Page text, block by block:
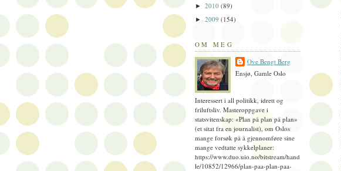
► 2010 (89)
► 2009 (154)
OM MEG
Ove Bengt Berg
Ensjø, Gamle Oslo
Interessert i all politikk, idrett og
friluftsliv. Masteroppgave i
statsvitenskap: «Plan på plan på plan»
(et sitat fra en journalist), om Oslos
mange forsøk på å gjennomføre sine
mange vedtatte sykkelplaner:
https://www.duo.uio.no/bitstream/hand
le/10852/12966/plan-paa-plan-paa-